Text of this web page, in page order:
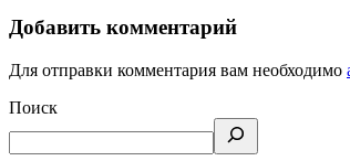
Добавить комментарий
Для отправки комментария вам необходимо
Поиск